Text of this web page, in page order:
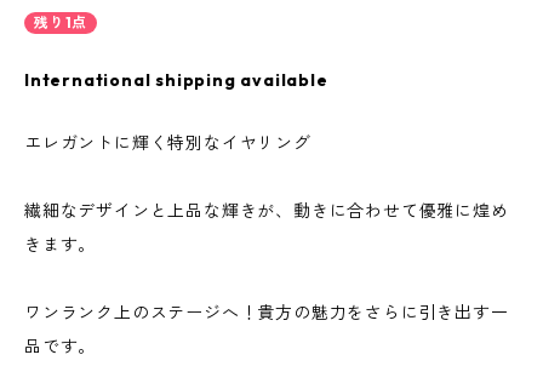
残り1点
International shipping available
エレガントに輝く特別なイヤリング
繊細なデザインと上品な輝きが、動きに合わせて優雅に煌め
きます。
ワンランク上のステージへ！貴方の魅力をさらに引き出す一
品です。